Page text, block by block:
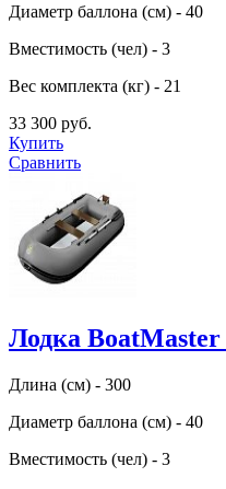
Диаметр баллона (см) - 40
Вместимость (чел) - 3
Вес комплекта (кг) - 21
33 300 руб.
Купить
Сравнить
Лодка
Длина (см) - 300
Диаметр баллона (см) - 40
Вместимость (чел) - 3